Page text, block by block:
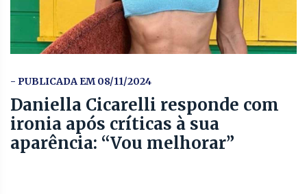
- PUBLICADA EM 08/11/2024
Daniella Cicarelli responde com
ironia após críticas à sua
aparência: “Vou melhorar”